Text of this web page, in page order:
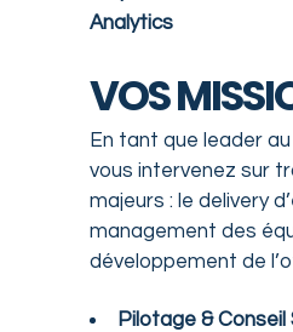
Analytics
VOS
En tant que leader
vous intervenez sur
majeurs : le delivery
management des
développement de
Pilotage &